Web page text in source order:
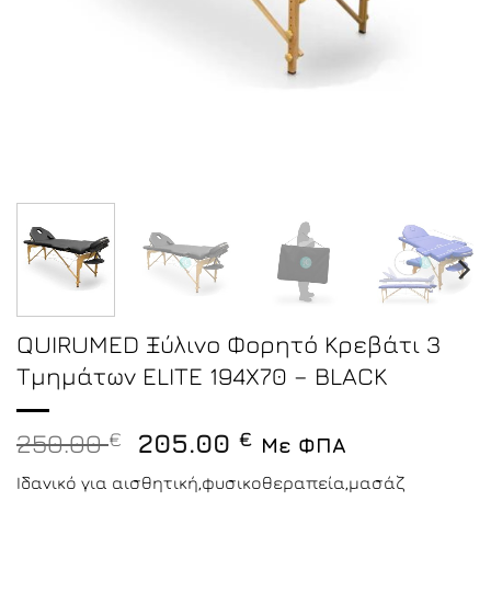
QUIRUMED Ξύλινο Φορητό Κρεβάτι 3
Τμημάτων ELITE 194Χ70 – BLACK
250.00€
Original
price
was:
205.00€Η
τρέχουσα
τιμή
Με ΦΠΑ
Ιδανικό για αισθητική,φυσικοθεραπεία,μασάζ